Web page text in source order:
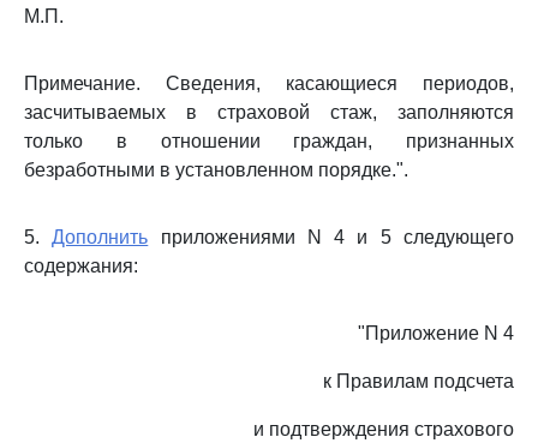
М.П.
Примечание. Сведения, касающиеся периодов,
засчитываемых в страховой стаж, заполняются
только в отношении граждан, признанных
безработными в установленном порядке.".
5.Дополнить приложениями N 4 и 5 следующего
содержания:
"Приложение N 4
к Правилам подсчета
и подтверждения страхового